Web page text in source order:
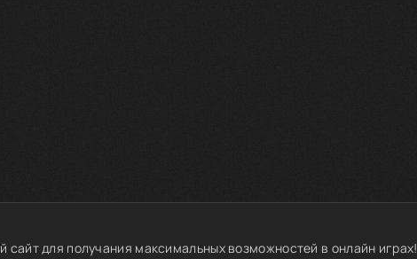
сайт для получания максимальных возможностей в онлайн играх!